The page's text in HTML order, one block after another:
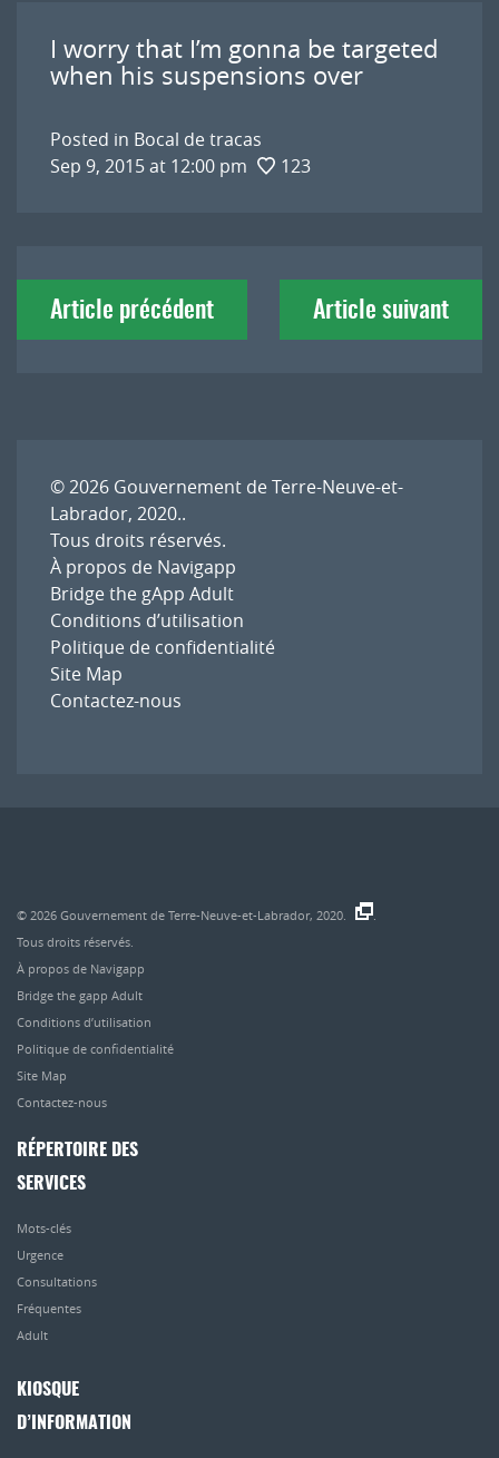
I worry that I’m gonna be targeted
when his suspensions over
Posted in Bocal de tracas
Sep 9, 2015 at 12:00 pm
123
Navigation
deArticle précédent Article suivant
© 2026 Gouvernement de Terre-Neuve-et-
Labrador, 2020..
Tous droits réservés.
À propos de Navigapp
Bridge the gApp Adult
Conditions d’utilisation
Politique de confidentialité
Site Map
Contactez-nous
© 2026 Gouvernement de Terre-Neuve-et-Labrador, 2020.
Tous droits réservés.
À propos de Navigapp
Bridge the gapp Adult
Conditions d’utilisation
Politique de confidentialité
Site Map
Contactez-nous
RÉPERTOIRE DES
SERVICES
Mots-clés
Urgence
Consultations
Fréquentes
Adult
KIOSQUE
D’INFORMATION